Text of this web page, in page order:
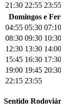
21:30 22:55 23:55
Domingos e
04:55 05:30 07:10
08:30 09:30 10:30
12:30 13:30 14:00
15:45 16:30 17:30
19:00 19:45 20:30
22:15 23:55
Sentido